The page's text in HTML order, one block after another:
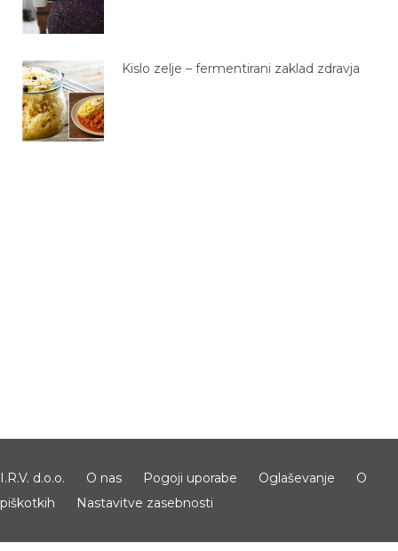
Kislo zelje – fermentirani zaklad zdravja
I.R.V. d.o.o. O nas Pogoji uporabe Oglaševanje
O
piškotkih
Nastavitve zasebnosti